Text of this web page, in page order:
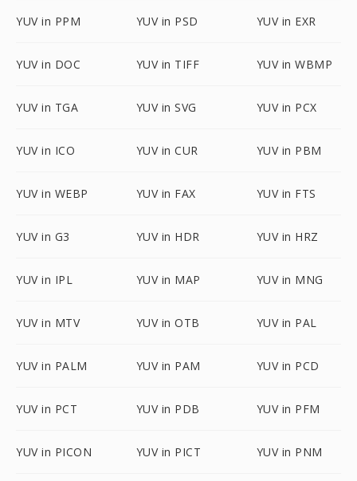
YUV in PPM YUV in PSD YUV in EXR
YUV in DOC YUV in TIFF YUV in WBMP
YUV in TGA YUV in SVG YUV in PCX
YUV in ICO YUV in CUR YUV in PBM
YUV in WEBP YUV in FAX YUV in FTS
YUV in G3 YUV in HDR YUV in HRZ
YUV in IPL YUV in MAP YUV in MNG
YUV in MTV YUV in OTB YUV in PAL
YUV in PALM YUV in PAM YUV in PCD
YUV in PCT YUV in PDB YUV in PFM
YUV in PICON YUV in PICT YUV in PNM